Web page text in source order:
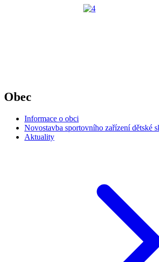
Obec
Informace o obci
Novostavba sportovního zařízení dětské
Aktuality